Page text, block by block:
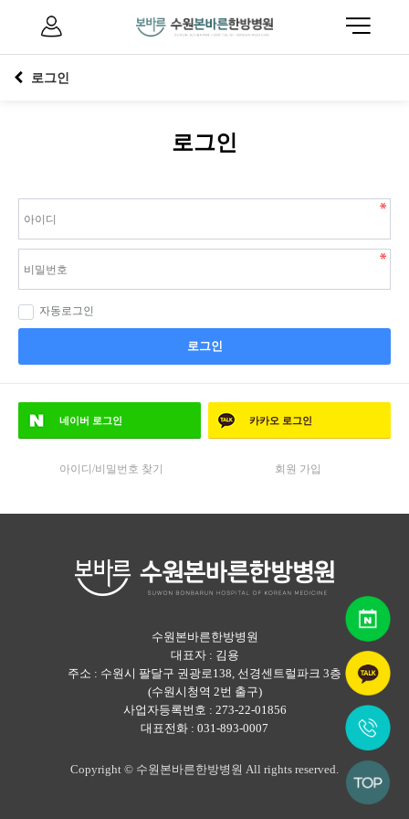
로그인
로그인
자동로그인
로그인
네이버 로그인 카카오 로그인
아이디/비밀번호 찾기 회원 가입
수원본바른한방병원
대표자 : 김용
주소 : 수원시 팔달구 권광로138, 선경센트럴파크 3층
(수원시청역 2번 출구)
사업자등록번호 : 273-22-01856
대표전화 : 031-893-0007
Copyright © 수원본바른한방병원 All rights reserved.